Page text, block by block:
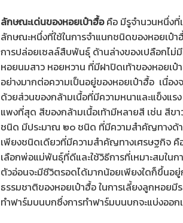
ลักษณะเด่นของหอยเป๋าฮื้อ คือ มีรูจำนวนหนึ่ง
ลักษณะหนึ่งที่ใช้ในการจำแนกชนิดของหอยเป๋า
การปล่อยเซลล์สืบพันธุ์ ด้านล่างของเปลือกไม่
หอยนมสาว หอยหวาน ที่มีฝาปิดเท้าของหอยเ
อย่างมากต่อความเป็นอยู่ของหอยเป๋าฮื้อ เนื่อ
ด้วยส่วนของกล้ามเนื้อที่มีความหนาและแข็งแร
แพงที่สุด สีของกล้ามเนื้อเท้ามีหลายสี เช่น สี
ชนิด มีประมาณ ๒๐ ชนิด ที่มีความสำคัญทางด้
เพียงชนิดเดียวที่มีความสำคัญทางเศรษฐกิจ คื
เลือกพ่อแม่พันธุ์ที่ดีและใช้วิธีการที่เหมาะสมใน
ตัวอ่อนจะมีชีวิตรอดได้มากน้อยเพียงใดก็ขึ้นอ
ธรรมชาติของหอยเป๋าฮื้อ ในการเลี้ยงลูกหอยมี
ทำฟาร์มบนบกซึ่งการทำฟาร์มบนบกจะแบ่งออ